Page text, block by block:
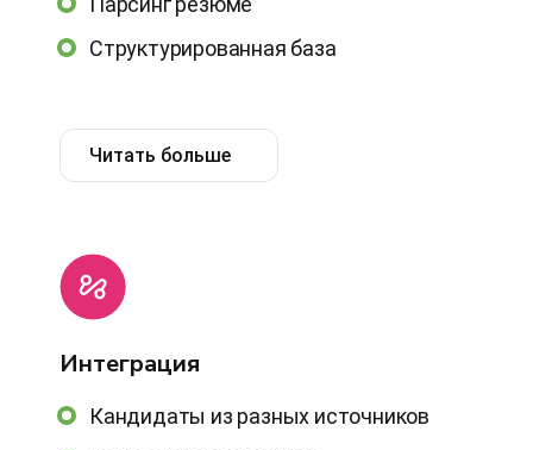
Структурированная база
Читать больше
Интеграция
Кандидаты из разных источников